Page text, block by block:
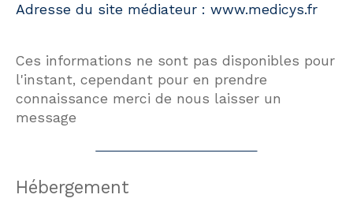
Adresse du site médiateur : www.medicys.fr
Ces informations ne sont pas disponibles pour
l'instant, cependant pour en prendre
connaissance merci de nous laisser un
message
Hébergement